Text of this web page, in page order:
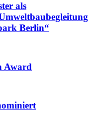
als
Berlin“
Award